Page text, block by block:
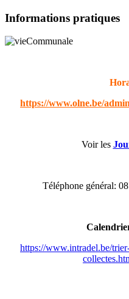
Informations pratiques
https://www.olne.be/
Voir les
Téléphone général:
https://www.intradel.be/